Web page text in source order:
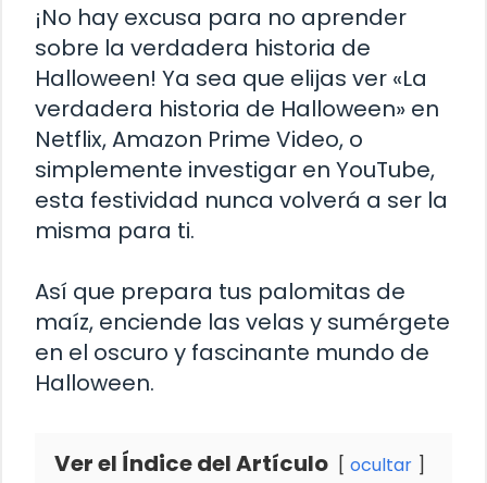
¡No hay excusa para no aprender
sobre la verdadera historia de
Halloween! Ya sea que elijas ver «La
verdadera historia de Halloween» en
Netflix, Amazon Prime Video, o
simplemente investigar en YouTube,
esta festividad nunca volverá a ser la
misma para ti.
Así que prepara tus palomitas de
maíz, enciende las velas y sumérgete
en el oscuro y fascinante mundo de
Halloween.
Ver el Índice del Artículo ocultar